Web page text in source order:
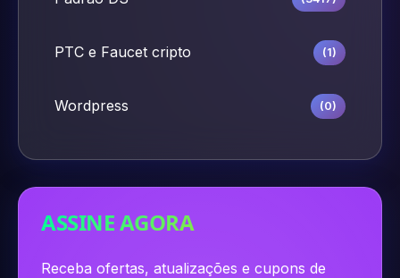
PTC e Faucet cripto (1)
Wordpress (0)
ASSINE AGORA
Receba ofertas, atualizações e cupons de